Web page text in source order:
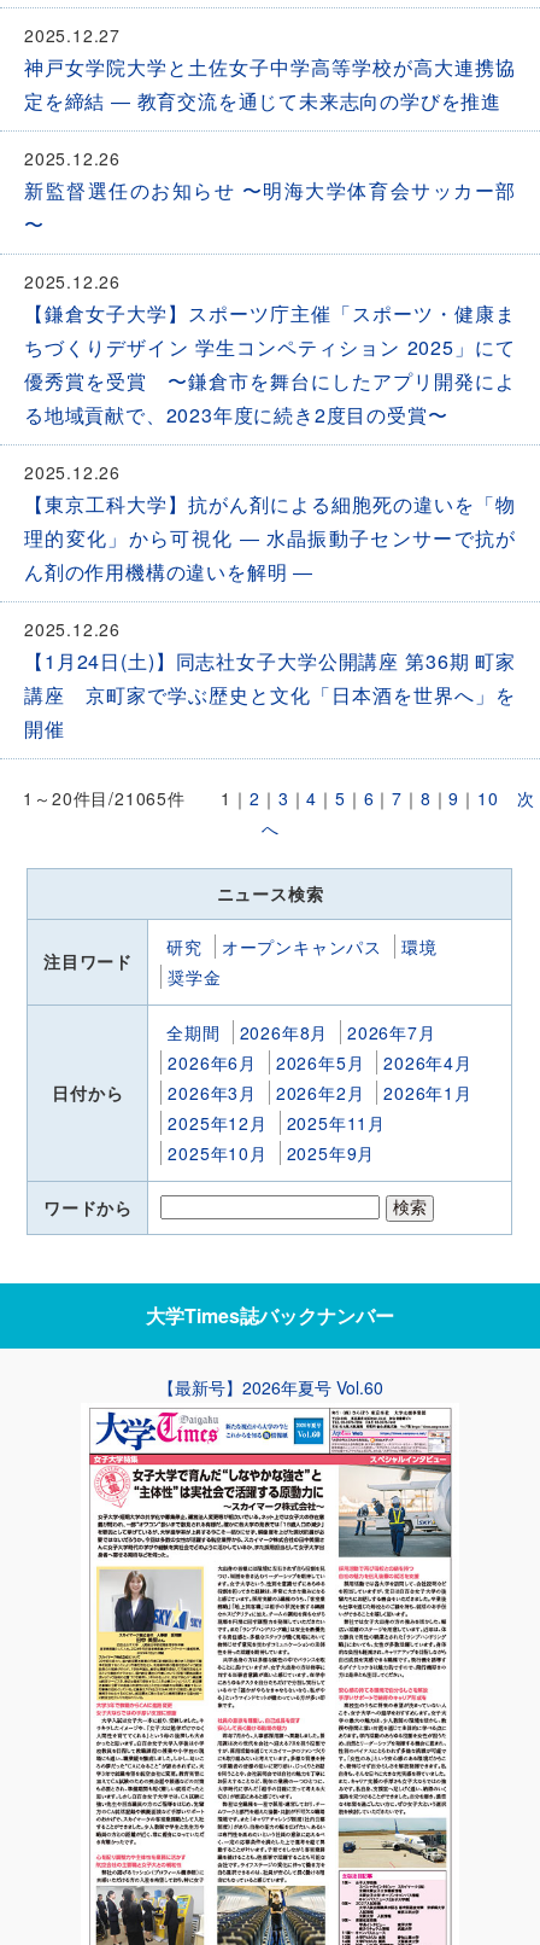
2025.12.27
神戸女学院大学と土佐女子中学高等学校が高大連携協
定を締結 ― 教育交流を通じて未来志向の学びを推進
2025.12.26
新監督選任のお知らせ 〜明海大学体育会サッカー部
〜
2025.12.26
【鎌倉女子大学】スポーツ庁主催「スポーツ・健康ま
ちづくりデザイン 学生コンペティション 2025」にて
優秀賞を受賞 〜鎌倉市を舞台にしたアプリ開発によ
る地域貢献で、2023年度に続き2度目の受賞〜
2025.12.26
【東京工科大学】抗がん剤による細胞死の違いを「物
理的変化」から可視化 ― 水晶振動子センサーで抗が
ん剤の作用機構の違いを解明 ―
2025.12.26
【1月24日(土)】同志社女子大学公開講座 第36期 町家
講座 京町家で学ぶ歴史と文化「日本酒を世界へ」を
開催
1～20件目/21065件 1 ｜2 ｜ 3 ｜4 ｜ 5 ｜ 6 ｜7 ｜ 8 ｜9 ｜ 10
次
へ
ニュース検索
注目ワード
研究 オープンキャンパス
環境
奨学金
日付から
全期間 2026年8月
2026年7月
2026年6月
2026年5月
2026年4月
2026年3月
2026年2月
2026年1月
2025年12月
2025年11月
2025年10月
2025年9月
ワードから
大学Times誌バックナンバー
【最新号】2026年夏号 Vol.60